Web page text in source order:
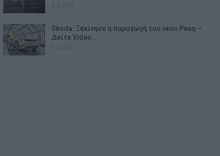
Skoda: Ξεκίνησε η παραγωγή του νέου Peaq –
Δείτε Video…